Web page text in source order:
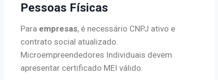
Pessoas Físicas
Para empresas, é necessário CNPJ ativo e
contrato social atualizado.
Microempreendedores Individuais devem
apresentar certificado MEI válido.